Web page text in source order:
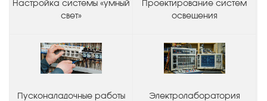
Настройка системы «умный
свет»
Проектирование систем
освещения
Пусконаладочные работы Электролаборатория